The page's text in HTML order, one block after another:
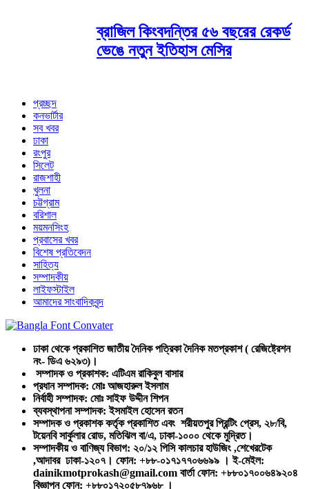
ব্রাজিল কিংবদন্তির ৫৬ বছরের রেকর্ড
ভেঙে নতুন ইতিহাস মেসির
প্রচ্ছদ
কনভার্টার
সব খবর
ঢাকা
রংপুর
সিলেট
রাজশাহী
খুলনা
চট্টগ্রাম
বরিশাল
ময়মনসিংহ
প্রবাসের খবর
বিশেষ প্রতিবেদন
সাহিত্য
সম্পাদকীয়
লাইফস্টাইল
আমাদের সাংবাদিকবৃন্দ
ঢাকা থেকে প্রকাশিত জাতীয় দৈনিক পত্রিকা দৈনিক মতপ্রকাশ ( রেজিষ্ট্রেশন
নং- ডিএ ৬২৯৩)।
সম্পাদক ও প্রকাশক: এটিএম রাকিবুল বাসার
প্রধান সম্পাদক: মোঃ আজহারুল ইসলাম
নির্বাহী সম্পাদক: মোঃ সাইফ উদ্দীন শিপন
ব্যবস্থাপনা সম্পাদক: ইসমাইল হোসেন রতন
সম্পাদক ও প্রকাশক কর্তৃক প্রকাশিত এবং শরীয়তপুর প্রিন্টিং প্রেস, ২৮/বি,
টয়েনবি সার্কুলার রোড, মতিঝিল বা/এ, ঢাকা-১০০০ থেকে মুদ্রিত।
সম্পাদকীয় ও বাণিজ্য বিভাগ: ২০/১২ পিসি কালচার হাউজিং ,শেখেরটেক
,আদাবর ঢাকা-১২০৭। ফোন: +৮৮-০১৭১৭৭০৬৬৯৯ । ই-মেইল:
dainikmotprokash@gmail.com বার্তা ফোন: +৮৮০১৭০০৬৪৯২০৪
বিজ্ঞাপন ফোন: +৮৮০১৭২০৫৮৭৯৬৮ ।